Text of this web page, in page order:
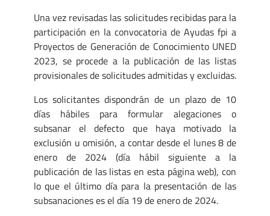
Una vez revisadas las solicitudes recibidas para la
participación en la convocatoria de Ayudas fpi a
Proyectos de Generación de Conocimiento UNED
2023, se procede a la publicación de las listas
provisionales de solicitudes admitidas y excluidas.
Los solicitantes dispondrán de un plazo de 10
días hábiles para formular alegaciones o
subsanar el defecto que haya motivado la
exclusión u omisión, a contar desde el lunes 8 de
enero de 2024 (día hábil siguiente a la
publicación de las listas en esta página web), con
lo que el último día para la presentación de las
subsanaciones es el día 19 de enero de 2024.